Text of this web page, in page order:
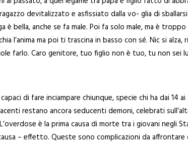
devitalizzato e asfissiato dalla vo- glia di
è bella, anche se fa male. Poi fa solo male, ma è
l’anima ma poi ti trascina in basso con sé. Nic si
farlo. Caro genitore, tuo figlio non è tuo, tu non sei
di fare inciampare chiunque, specie chi ha dai 14
restano ancora seducenti demoni, celebrati
è la prima causa di morte tra i giovani negli
– effetto. Queste sono complicazioni da